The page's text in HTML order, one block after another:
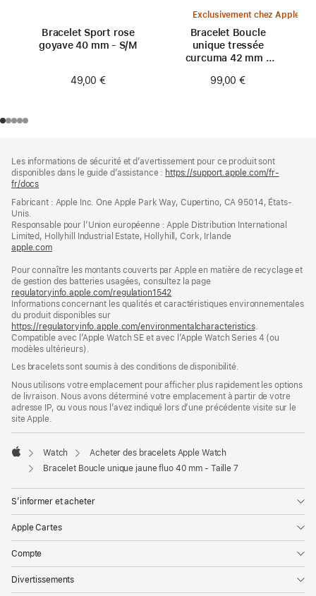
Bracelet Sport rose
goyave 40 mm - S/M
49,00 €
Exclusivement chez Apple
Bracelet Boucle
unique tressée
curcuma 42 mm -
99,00 €
de
page
de
bas
page
Les informations de sécurité et d’avertissement pour ce produit sont
disponibles dans le guide d’assistance : https://support.apple.com/fr-
fr/docs
une
fenêtre)
Fabricant : Apple Inc. One Apple Park Way, Cupertino, CA 95014, États-
Unis.
Responsable pour l’Union européenne : Apple Distribution International
Limited, Hollyhill Industrial Estate, Hollyhill, Cork, Irlande
apple.com(s’ouvre
une
nouvelle
fenêtre)
Pour connaître les montants couverts par Apple en matière de recyclage et
de gestion des batteries usagées, consultez la page
regulatoryinfo.apple.com/regulation1542
dans
nouvelle
fenêtre)
Informations concernant les qualités et caractéristiques environnementales
du produit disponibles sur
https://regulatoryinfo.apple.com/environmentalcharacteristics.
Compatible avec l’Apple Watch SE et avec l’Apple Watch Series 4 (ou
modèles ultérieurs).
Les bracelets sont soumis à des conditions de disponibilité.
Nous utilisons votre emplacement pour afficher plus rapidement les options
de livraison. Nous avons déterminé votre emplacement à partir de votre
adresse IP, ou vous nous l’avez indiqué lors d’une précédente visite sur le
site Apple.
Apple
Watch
Acheter des bracelets Apple Watch
Bracelet Boucle unique jaune fluo 40 mm - Taille 7
S’informer et acheter
Apple Cartes
Compte
Divertissements